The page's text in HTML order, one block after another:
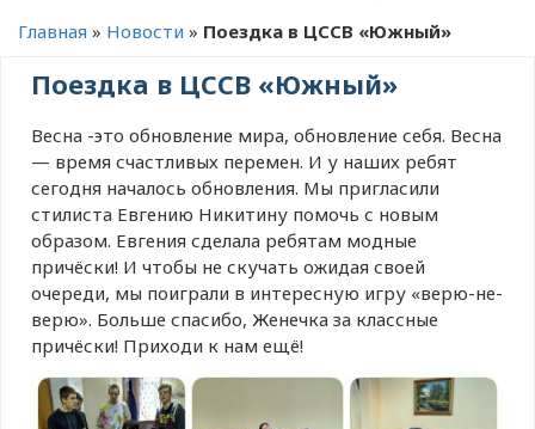
Главная » Новости » Поездка в ЦССВ «Южный»
Поездка в ЦССВ «Южный»
Весна -это обновление мира, обновление себя. Весна
— время счастливых перемен. И у наших ребят
сегодня началось обновления. Мы пригласили
стилиста Евгению Никитину помочь с новым
образом. Евгения сделала ребятам модные
причёски! И чтобы не скучать ожидая своей
очереди, мы поиграли в интересную игру «верю-не-
верю». Больше спасибо, Женечка за классные
причёски! Приходи к нам ещё!